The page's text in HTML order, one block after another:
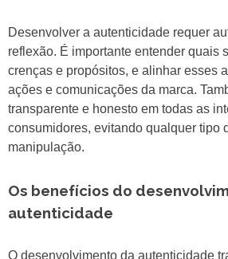
Desenvolver a autenticidade requer
reflexão. É importante entender quais
crenças e propósitos, e alinhar esses
ações e comunicações da marca.
transparente e honesto em todas as
consumidores, evitando qualquer tipo
manipulação.
Os benefícios do
autenticidade
O desenvolvimento da autenticidade